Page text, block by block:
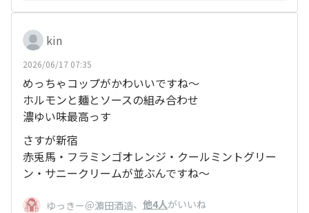
kin
2026/06/17 07:35
めっちゃコップがかわいいですね～
ホルモンと麺とソースの組み合わせ
濃ゆい味最高っす
さすが新宿
赤兎馬・フラミンゴオレンジ・クールミントグリー
ン・サニークリームが並ぶんですね～
ゆっきー＠濵田酒造、 他4人がいいね